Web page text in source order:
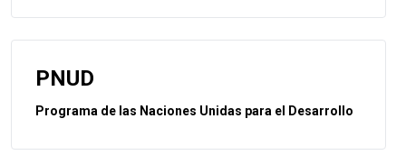
PNUD
Programa de las Naciones Unidas para el Desarrollo